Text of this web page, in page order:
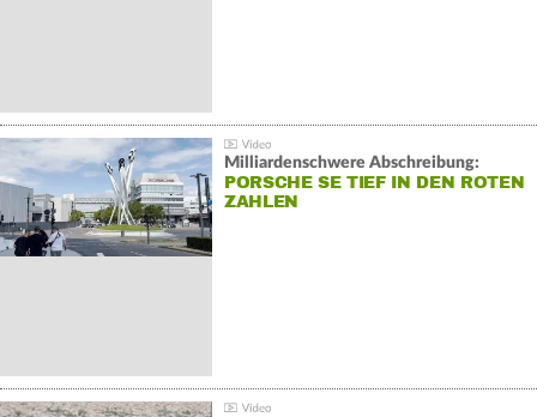
Milliardenschwere Abschreibung:
PORSCHE SE TIEF IN DEN ROTEN
ZAHLEN